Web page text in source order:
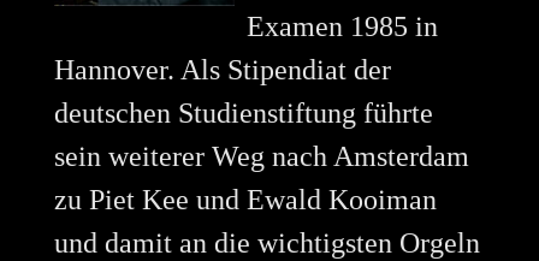
Examen 1985 in
Hannover. Als Stipendiat der
deutschen Studienstiftung führte
sein weiterer Weg nach Amsterdam
zu Piet Kee und Ewald Kooiman
und damit an die wichtigsten Orgeln